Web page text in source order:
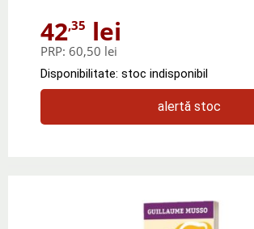
42,35 lei
PRP: 60,50 lei
Disponibilitate: stoc indisponibil
alertă stoc